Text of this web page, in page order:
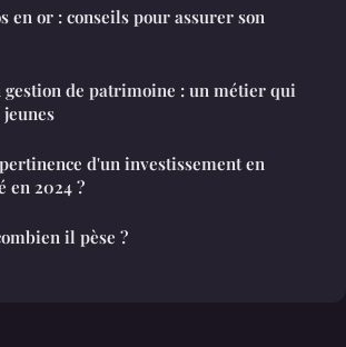
en or : conseils pour assurer son
de patrimoine : un métier qui
d'un investissement en
en 2024 ?
il pèse ?